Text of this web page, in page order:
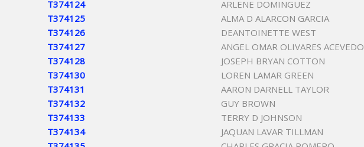
T374124
ARLENE DOMINGUEZ
T374125
ALMA D ALARCON GARCIA
T374126
DEANTOINETTE WEST
T374127
ANGEL OMAR OLIVARES ACEVEDO
T374128
JOSEPH BRYAN COTTON
T374130
LOREN LAMAR GREEN
T374131
AARON DARNELL TAYLOR
T374132
GUY BROWN
T374133
TERRY D JOHNSON
T374134
JAQUAN LAVAR TILLMAN